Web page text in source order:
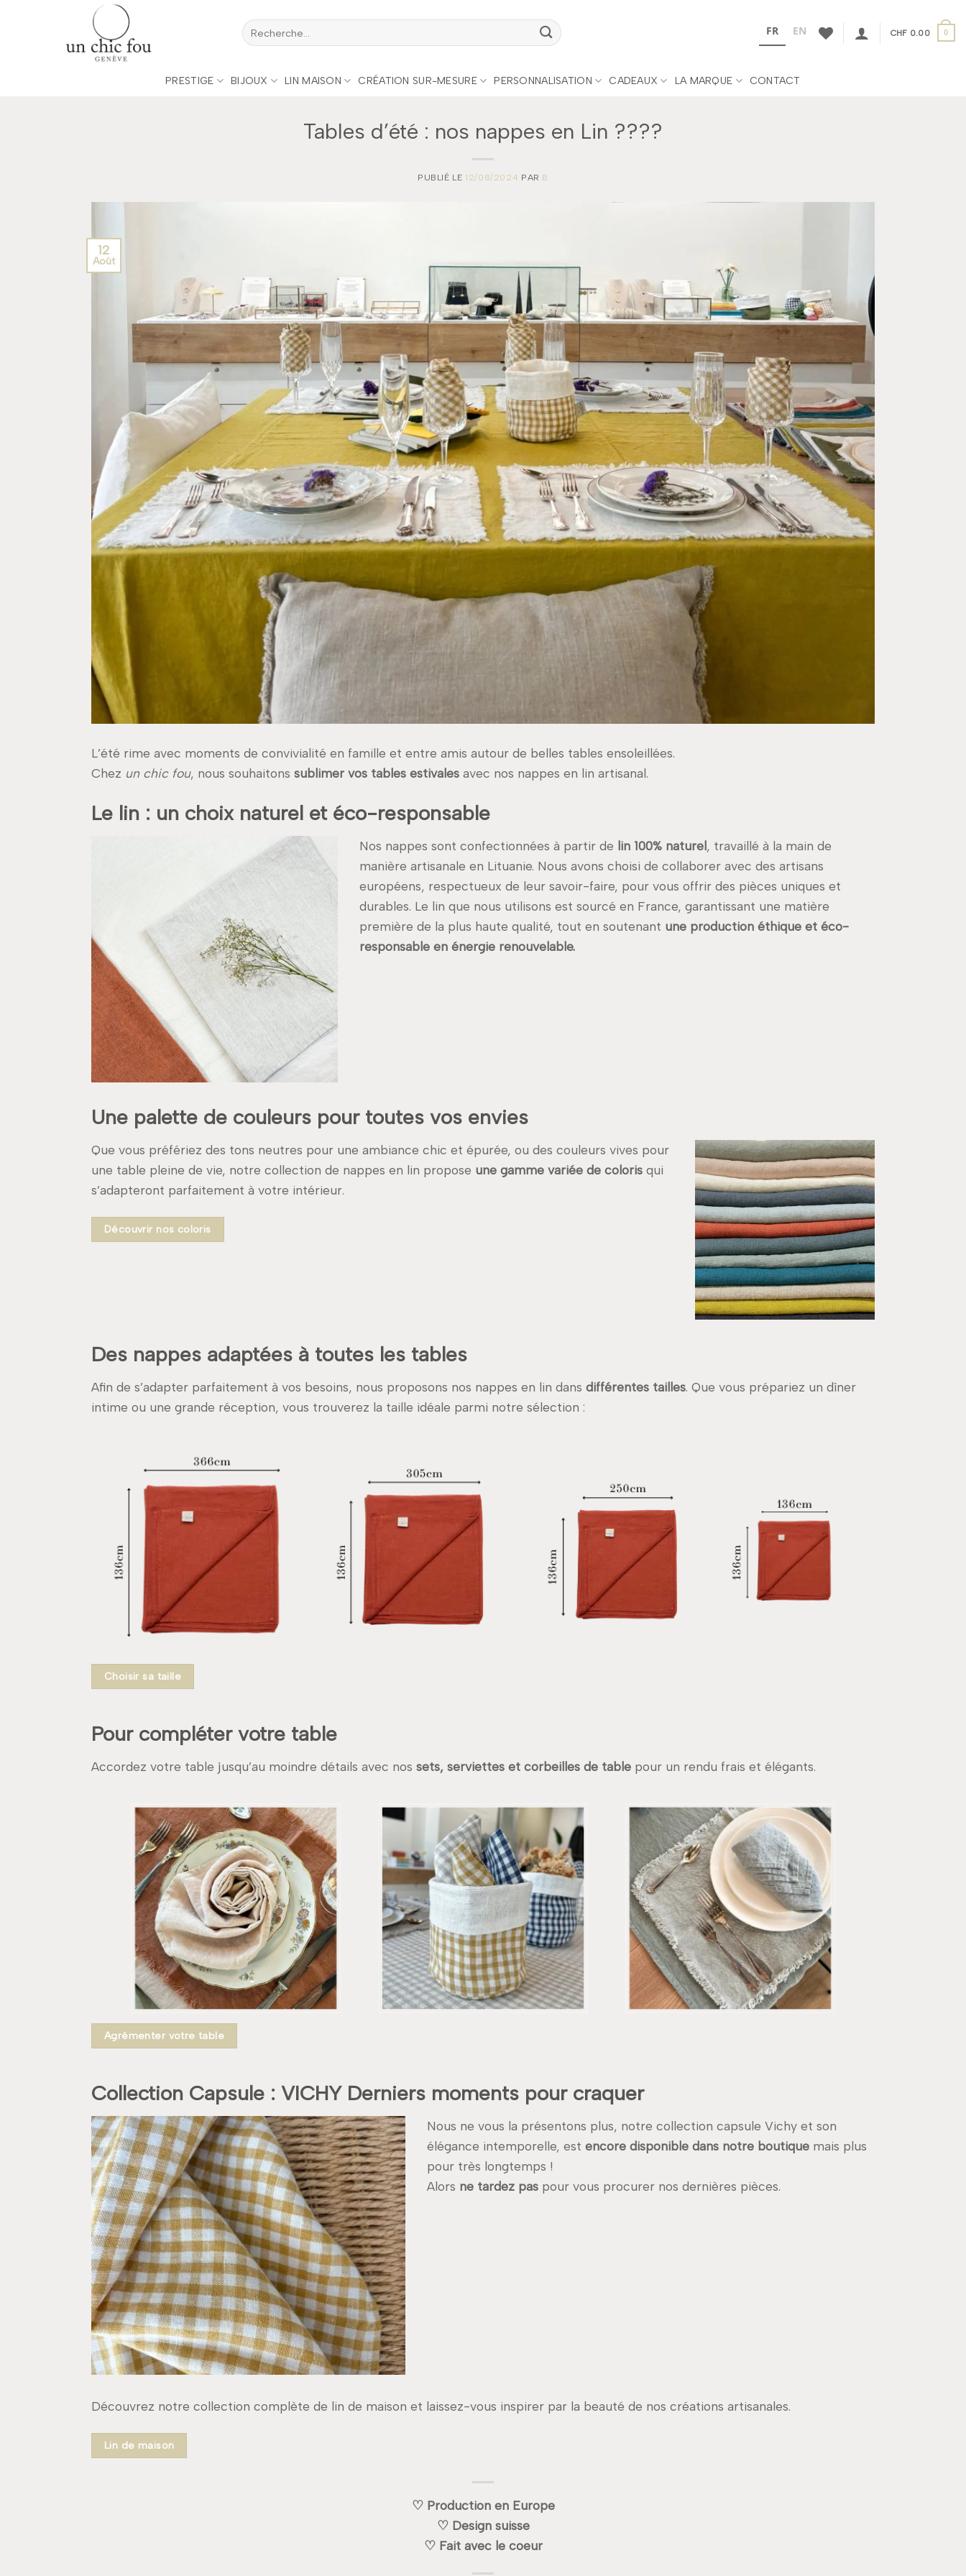
Recherche
pour :
FR EN CHF 0.00 0
PRESTIGE BIJOUX LIN MAISON CRÉATION SUR-MESURE PERSONNALISATION CADEAUX LA MARQUE CONTACT
Tables d’été : nos nappes en Lin ????
PUBLIÉ LE 12/08/2024 PAR B
12
Août
L’été rime avec moments de convivialité en famille et entre amis autour de belles tables ensoleillées.
Chez un chic fou, nous souhaitons sublimer vos tables estivales avec nos nappes en lin artisanal.
Le lin : un choix naturel et éco-responsable
Nos nappes sont confectionnées à partir de lin 100% naturel, travaillé à la main de
manière artisanale en Lituanie. Nous avons choisi de collaborer avec des artisans
européens, respectueux de leur savoir-faire, pour vous offrir des pièces uniques et
durables. Le lin que nous utilisons est sourcé en France, garantissant une matière
première de la plus haute qualité, tout en soutenant une production éthique et éco-
responsable en énergie renouvelable.
Une palette de couleurs pour toutes vos envies
Que vous préfériez des tons neutres pour une ambiance chic et épurée, ou des couleurs vives pour
une table pleine de vie, notre collection de nappes en lin propose une gamme variée de coloris qui
s’adapteront parfaitement à votre intérieur.
Découvrir nos coloris
Des nappes adaptées à toutes les tables
Afin de s’adapter parfaitement à vos besoins, nous proposons nos nappes en lin dans différentes tailles. Que vous prépariez un dîner
intime ou une grande réception, vous trouverez la taille idéale parmi notre sélection :
Choisir sa taille
Pour compléter votre table
Accordez votre table jusqu’au moindre détails avec nos sets, serviettes et corbeilles de table pour un rendu frais et élégants.
Agrémenter votre table
Collection Capsule : VICHY Derniers moments pour craquer
Nous ne vous la présentons plus, notre collection capsule Vichy et son
élégance intemporelle, est encore disponible dans notre boutiquemais plus
pour très longtemps !
Alors ne tardez paspour vous procurer nos dernières pièces.
Découvrez notre collection complète de lin de maison et laissez-vous inspirer par la beauté de nos créations artisanales.
Lin de maison
♡ Production en Europe
♡ Design suisse
♡ Fait avec le coeur